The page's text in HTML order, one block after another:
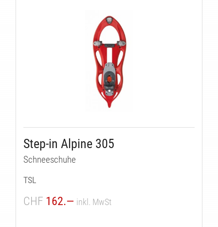
Step-in Alpine 305
Schneeschuhe
TSL
CHF 162.— inkl. MwSt